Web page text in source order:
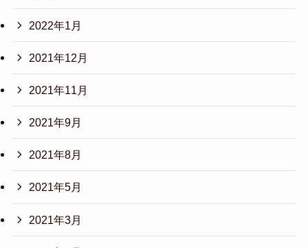
2022年1月
2021年12月
2021年11月
2021年9月
2021年8月
2021年5月
2021年3月